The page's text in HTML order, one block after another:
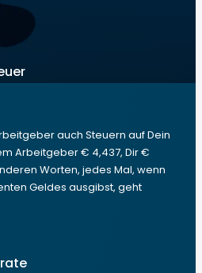
auch Steuern auf Dein
Arbeitgeber € 4,437, Dir €
Worten, jedes Mal, wenn
Geldes ausgibst, geht